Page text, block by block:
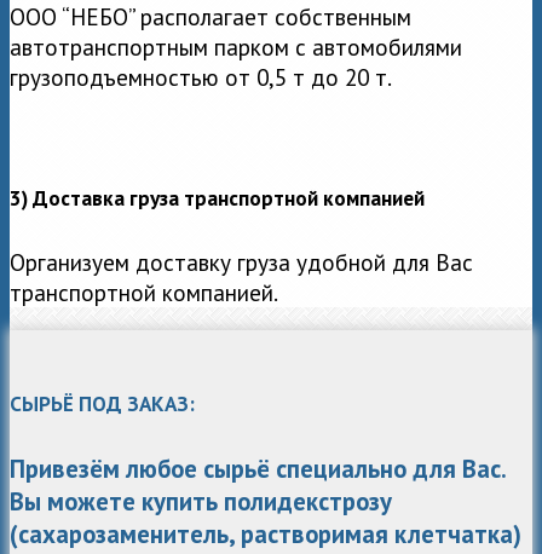
ООО “НЕБО” располагает собственным
автотранспортным парком с автомобилями
грузоподъемностью от 0,5 т до 20 т.
3) Доставка груза транспортной компанией
Организуем доставку груза удобной для Вас
транспортной компанией.
СЫРЬЁ ПОД ЗАКАЗ:
Привезём любое сырьё специально для Вас.
Вы можете купить полидекстрозу
(сахарозаменитель, растворимая клетчатка)